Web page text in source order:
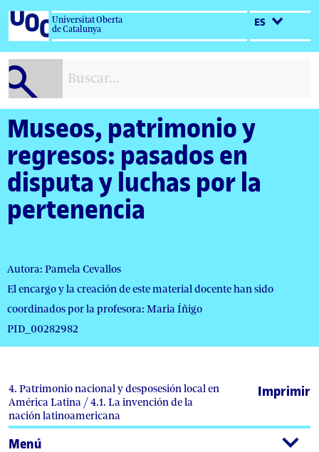
Salta
contenido
Universitat Oberta
de Catalunya
ES
Museos, patrimonio y
regresos: pasados en
disputa y luchas por la
pertenencia
Autora: Pamela Cevallos
El encargo y la creación de este material docente han sido
coordinados por la profesora: Maria Íñigo
PID_00282982
4. Patrimonio nacional y desposesión local en
América Latina / 4.1. La invención de la
nación latinoamericana
Imprimir
Menú